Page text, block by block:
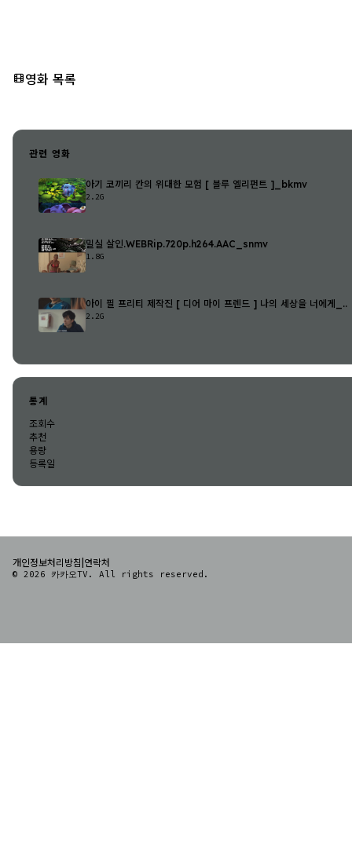
영화 목록
관련 영화
아기 코끼리 칸의 위대한 모험 [ 블루 엘리펀트 ]_bkmv
2.2G
밀실 살인.WEBRip.720p.h264.AAC_snmv
1.8G
아이 필 프리티 제작진 [ 디어 마이 프렌드 ] 나의 세상을 너에게_..
2.2G
통계
조회수
추천
용량
등록일
개인정보처리방침|연락처
© 2026 카카오TV. All rights reserved.